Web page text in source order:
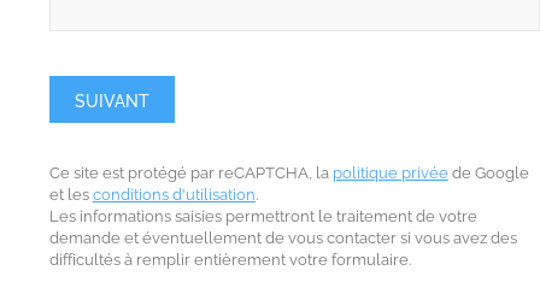
SUIVANT
Ce site est protégé par reCAPTCHA, la politique privéede Google
et lesconditions d'utilisation
Les informations saisies permettront le traitement de votre
demande et éventuellement de vous contacter si vous avez des
difficultés à remplir entièrement votre formulaire.